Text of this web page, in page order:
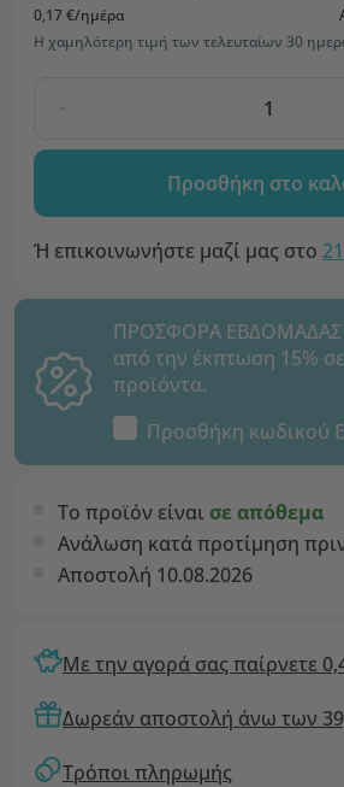
0,17 €/ημέρα
Η χαμηλότερη τιμή των τελευταίων 30
-
Προσθήκη στο
Ή επικοινωνήστε μαζί μας στο
ΠΡΟΣΦΟΡΑ ΕΒΔΟΜΑΔΑΣ
από την έκπτωση 15%
προϊόντα.
Προσθήκη κωδικού
Το προϊόν είναι σε απόθεμα
Ανάλωση κατά προτίμηση
Αποστολή 10.08.2026
Με την αγορά σας παίρνετε
Δωρεάν αποστολή άνω των
Τρόποι πληρωμής